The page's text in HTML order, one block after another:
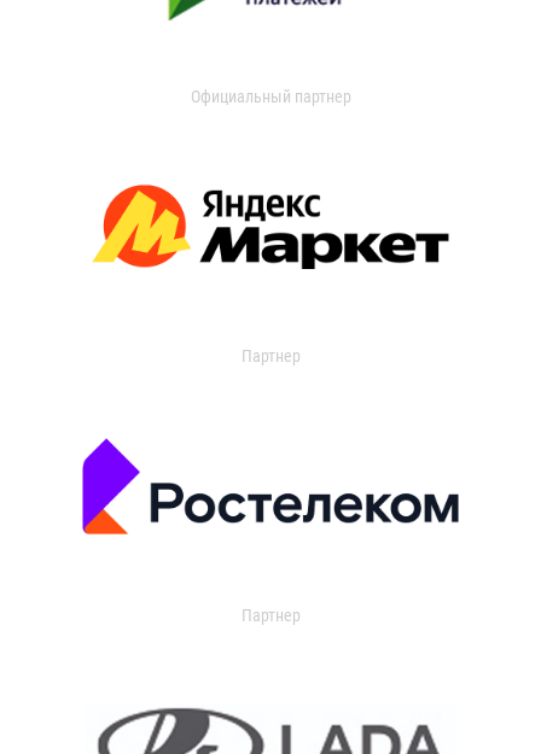
Официальный партнер
Партнер
Партнер